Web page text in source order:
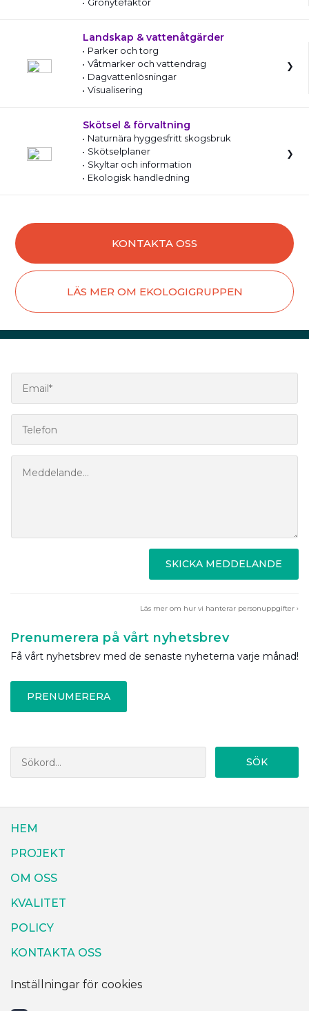
Landskap & vattenåtgärder
Parker och torg
Våtmarker och vattendrag
Dagvattenlösningar
Visualisering
Skötsel & förvaltning
Naturnära hyggesfritt skogsbruk
Skötselplaner
Skyltar och information
Ekologisk handledning
KONTAKTA OSS
LÄS MER OM EKOLOGIGRUPPEN
SKICKA MEDDELANDE
Läs mer om hur vi hanterar personuppgifter ›
Prenumerera på vårt nyhetsbrev
Få vårt nyhetsbrev med de senaste nyheterna varje månad!
PRENUMERERA
SÖK
HEM
PROJEKT
OM OSS
KVALITET
POLICY
KONTAKTA OSS
Inställningar för cookies